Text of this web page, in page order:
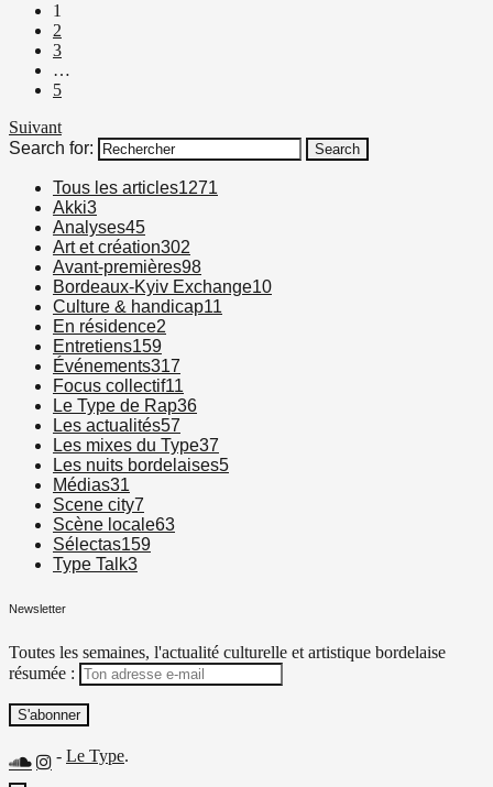
1
2
3
…
5
Suivant
Search for:
Search
Tous les articles1271
Akki3
Analyses45
Art et création302
Avant-premières98
Bordeaux-Kyiv Exchange10
Culture & handicap11
En résidence2
Entretiens159
Événements317
Focus collectif11
Le Type de Rap36
Les actualités57
Les mixes du Type37
Les nuits bordelaises5
Médias31
Scene city7
Scène locale63
Sélectas159
Type Talk3
Newsletter
Toutes les semaines, l'actualité culturelle et artistique bordelaise
résumée :
- Le Type.